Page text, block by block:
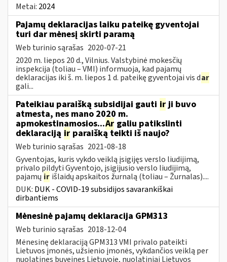
Metai: 2024
Pajamų deklaracijas laiku pateikę gyventojai
turi dar mėnesį skirti paramą
Web turinio sąrašas 2020-07-21
2020 m. liepos 20 d., Vilnius. Valstybinė mokesčių
inspekcija (toliau – VMI) informuoja, kad pajamų
deklaracijas iki š. m. liepos 1 d. pateikę gyventojai vis dar
gali...
Pateikiau paraišką subsidijai gauti irji buvo
atmesta, nes mano 2020 m.
apmokestinamosios...Ar galiu patikslinti
deklaraciją ir paraišką teikti iš naujo?
Web turinio sąrašas 2021-08-18
Gyventojas, kuris vykdo veiklą įsigijęs verslo liudijimą,
privalo pildyti Gyventojo, įsigijusio verslo liudijimą,
pajamų ir išlaidų apskaitos žurnalą (toliau – Žurnalas)....
DUK: DUK - COVID-19 subsidijos savarankiškai
dirbantiems
Mėnesinė pajamų deklaracija GPM313
Web turinio sąrašas 2018-12-04
Mėnesinę deklaraciją GPM313 VMI privalo pateikti
Lietuvos įmonės, užsienio įmonės, vykdančios veiklą per
nuolatines buveines Lietuvoje, nuolatiniai Lietuvos